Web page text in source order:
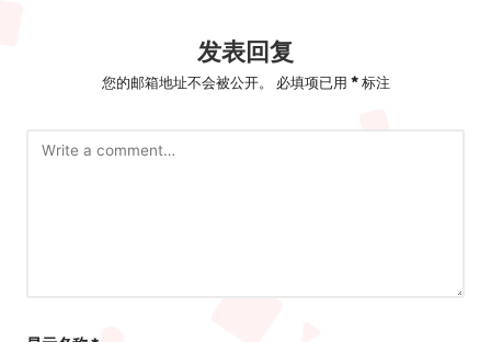
发表回复
您的邮箱地址不会被公开。 必填项已用 *标注